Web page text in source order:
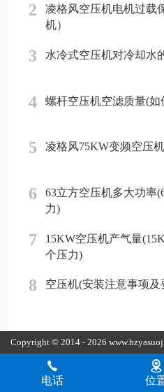
2
凌格风空压机电机过载
机）
3 水冷式空压机对冷却水
4 螺杆空压机空滤质量(如
5 凌格风75KW变频空压
6
63立方空压机多大功率
力)
7
15KW空压机产气量
个压力)
8 空压机(安装注意事项及
电话 位
Copyright © 2014 - 2026
胜智能装备（深圳）有限公司版权所有
网安备